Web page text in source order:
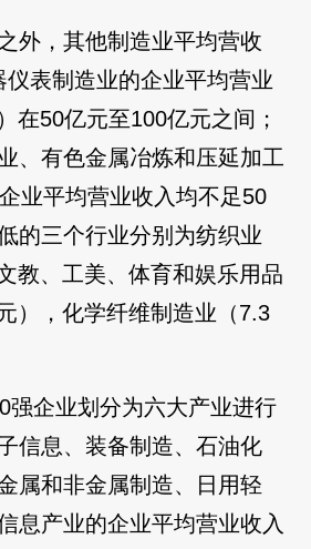
外，其他制造业平均营收
仪表制造业的企业平均营业
在50亿元至100亿元之间；
、有色金属冶炼和压延加工
业平均营业收入均不足50
的三个行业分别为纺织业
教、工美、体育和娱乐用品
），化学纤维制造业（7.3
强企业划分为六大产业进行
信息、装备制造、石油化
属和非金属制造、日用轻
息产业的企业平均营业收入